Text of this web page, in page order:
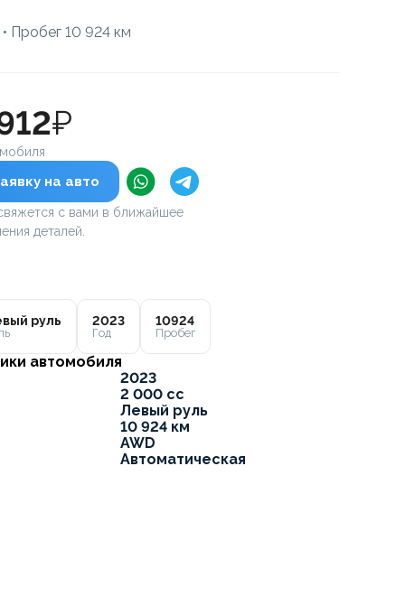
Пробег 10 924 км
₽
на авто
с вами в ближайшее
деталей.
руль 2023
Год
10924
Пробег
автомобиля
2023
2 000 cc
Левый руль
10 924 км
AWD
Автоматическая